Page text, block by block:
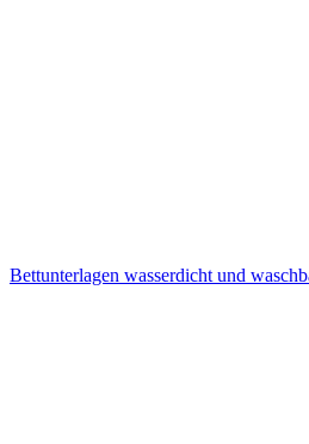
Bettunterlagen wasserdicht und